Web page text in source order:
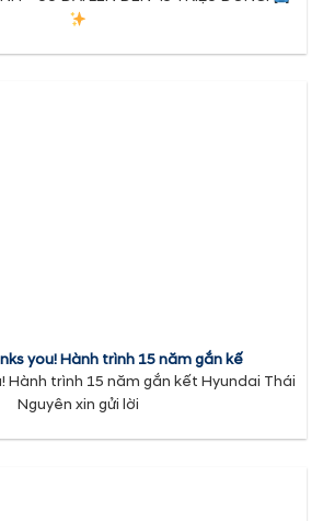
you! Hành trình 15 năm gắn kế
Hành trình 15 năm gắn kết Hyundai Thái
Nguyên xin gửi lời